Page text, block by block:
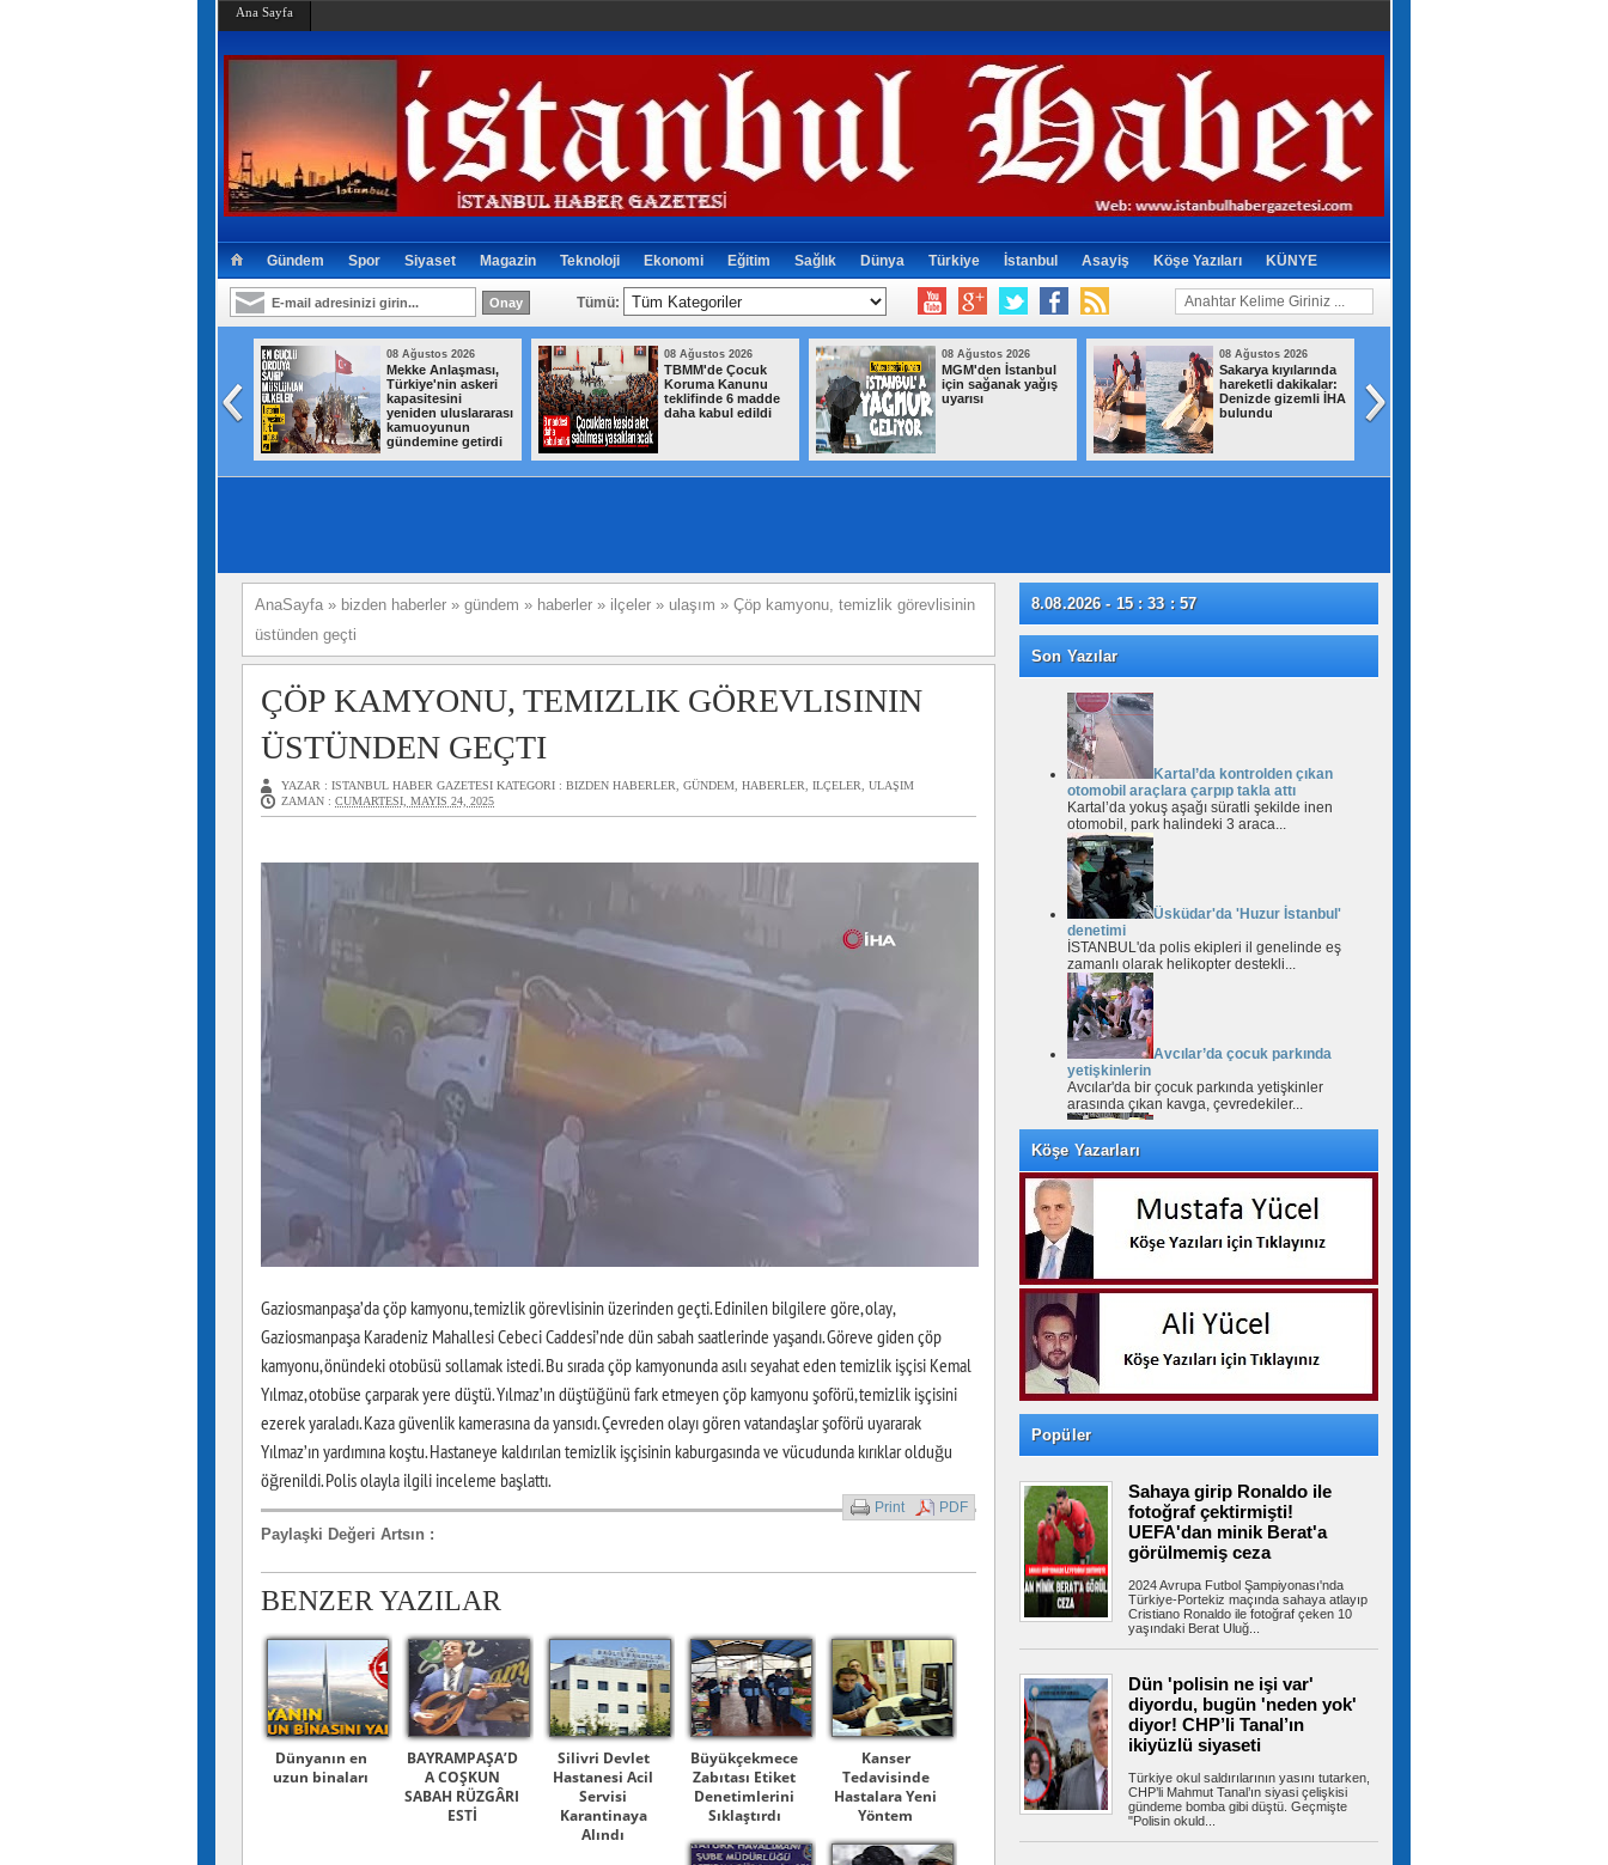
Ana Sayfa
Gündem Spor Siyaset Magazin Teknoloji Ekonomi Eğitim Sağlık Dünya Türkiye İstanbul Asayiş Köşe Yazıları KÜNYE
Tümü:
şoförü vurup kaçtı
08 Ağustos 2026
Mekke Anlaşması,
Türkiye'nin askeri
kapasitesini
yeniden uluslararası
kamuoyunun
gündemine getirdi
08 Ağustos 2026
TBMM'de Çocuk
Koruma Kanunu
teklifinde 6 madde
daha kabul edildi
08 Ağustos 2026
MGM'den İstanbul
için sağanak yağış
uyarısı
08 Ağustos 2026
Sakarya kıyılarında
hareketli dakikalar:
Denizde gizemli İHA
bulundu
AnaSayfa » bizden haberler » gündem » haberler » ilçeler » ulaşım » Çöp kamyonu, temizlik görevlisinin
üstünden geçti
ÇÖP KAMYONU, TEMIZLIK GÖREVLISININ
ÜSTÜNDEN GEÇTI
YAZAR : ISTANBUL HABER GAZETESI KATEGORI : BIZDEN HABERLER, GÜNDEM, HABERLER, ILÇELER, ULAŞIM
ZAMAN : CUMARTESI, MAYIS 24, 2025
Gaziosmanpaşa’da çöp kamyonu, temizlik görevlisinin üzerinden geçti. Edinilen bilgilere göre, olay,
Gaziosmanpaşa Karadeniz Mahallesi Cebeci Caddesi’nde dün sabah saatlerinde yaşandı. Göreve giden çöp
kamyonu, önündeki otobüsü sollamak istedi. Bu sırada çöp kamyonunda asılı seyahat eden temizlik işçisi Kemal
Yılmaz, otobüse çarparak yere düştü. Yılmaz’ın düştüğünü fark etmeyen çöp kamyonu şoförü, temizlik işçisini
ezerek yaraladı. Kaza güvenlik kamerasına da yansıdı. Çevreden olayı gören vatandaşlar şoförü uyararak
Yılmaz’ın yardımına koştu. Hastaneye kaldırılan temizlik işçisinin kaburgasında ve vücudunda kırıklar olduğu
öğrenildi. Polis olayla ilgili inceleme başlattı.
Paylaşki Değeri Artsın :
Print PDF
BENZER YAZILAR
Dünyanın en
uzun binaları
BAYRAMPAŞA’D
A COŞKUN
SABAH RÜZGÂRI
ESTİ
Silivri Devlet
Hastanesi Acil
Servisi
Karantinaya
Alındı
Büyükçekmece
Zabıtası Etiket
Denetimlerini
Sıklaştırdı
Kanser
Tedavisinde
Hastalara Yeni
Yöntem
8.08.2026 - 15 : 33 : 58
Son Yazılar
Kartal’da kontrolden çıkan
otomobil araçlara çarpıp takla attı
Kartal’da yokuş aşağı süratli şekilde inen
otomobil, park halindeki 3 araca...
Üsküdar'da 'Huzur İstanbul'
denetimi
İSTANBUL'da polis ekipleri il genelinde eş
zamanlı olarak helikopter destekli...
Avcılar’da çocuk parkında
yetişkinlerin
Avcılar'da bir çocuk parkında yetişkinler
arasında çıkan kavga, çevredekiler...
Bahçelievler'de minibüste,
husumetli olduğu şoförü vurup kaçtı
Bahçelievler’de husumetli olduğu şoförü
minibüste bacağından vurdu. Şoför...
Mekke Anlaşması, Türkiye'nin
askeri kapasitesini yeniden uluslararası
kamuoyunun gündemine getirdi
Türkiye, Suudi Arabistan ve Pakistan tarafından
imzalanan Mekke Anlaşması,...
TBMM'de Çocuk Koruma
Kanunu teklifinde 6 madde daha kabul edildi
TBMM Genel Kurulu'nda görüşmeleri süren
Çocuk Koruma Kanunu ile Bazı Kanunlarda...
MGM'den İstanbul için sağanak
yağış uyarısı
veriliyor. Meteoroloji Genel...
Sakarya kıyılarında hareketli
dakikalar: Denizde gizemli İHA bulundu
Sakarya’da cankurtaranlar, kıyıdan 500 metre
açıkta sahipsiz bir İHA tespit...
Köşe Yazarları
Popüler
Sahaya girip Ronaldo ile
fotoğraf çektirmişti!
UEFA'dan minik Berat'a
görülmemiş ceza
2024 Avrupa Futbol Şampiyonası'nda
Türkiye-Portekiz maçında sahaya atlayıp
Cristiano Ronaldo ile fotoğraf çeken 10
yaşındaki Berat Uluğ...
Dün 'polisin ne işi var'
diyordu, bugün 'neden yok'
diyor! CHP’li Tanal’ın
ikiyüzlü siyaseti
Türkiye okul saldırılarının yasını tutarken,
CHP’li Mahmut Tanal’ın siyasi çelişkisi
gündeme bomba gibi düştü. Geçmişte
"Polisin okuld...